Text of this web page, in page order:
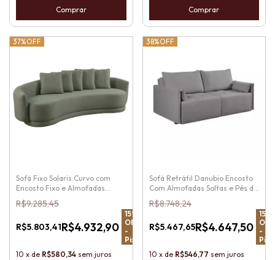
Comprar Comprar
37%OFF
Sofá Fixo Solaris Curvo com
Encosto Fixo e Almofadas
Soltas e Pés de madeira
R$9.285,45
R$5.803,41R$4.932,90
15%
OFF
-
Pix
10 x de R$580,34 sem juros
38%OFF
Sofá Retrátil Danubio Encosto
Com Almofadas Soltas e Pés de
Madeira
R$8.748,24
R$5.467,65R$4.647,50
15
OFF
-
Pix
10 x de R$546,77 sem juros